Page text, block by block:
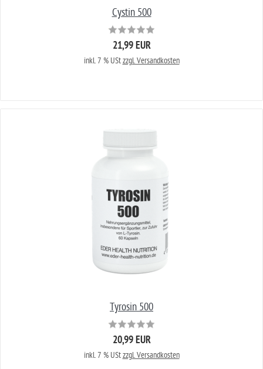
Cystin 500
21,99 EUR
inkl. 7 % UStzzgl. Versandkosten
Tyrosin 500
20,99 EUR
inkl. 7 % UStzzgl. Versandkosten